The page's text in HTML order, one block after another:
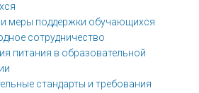
и меры поддержки обучающихся
сотрудничество
питания в образовательной
стандарты и требования